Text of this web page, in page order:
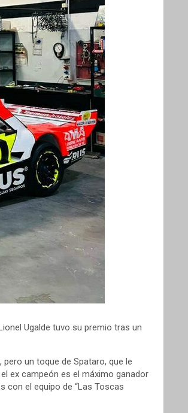
Ugalde tuvo su premio tras un
un toque de Spataro, que le
ex campeón es el máximo ganador
con el equipo de “Las Toscas